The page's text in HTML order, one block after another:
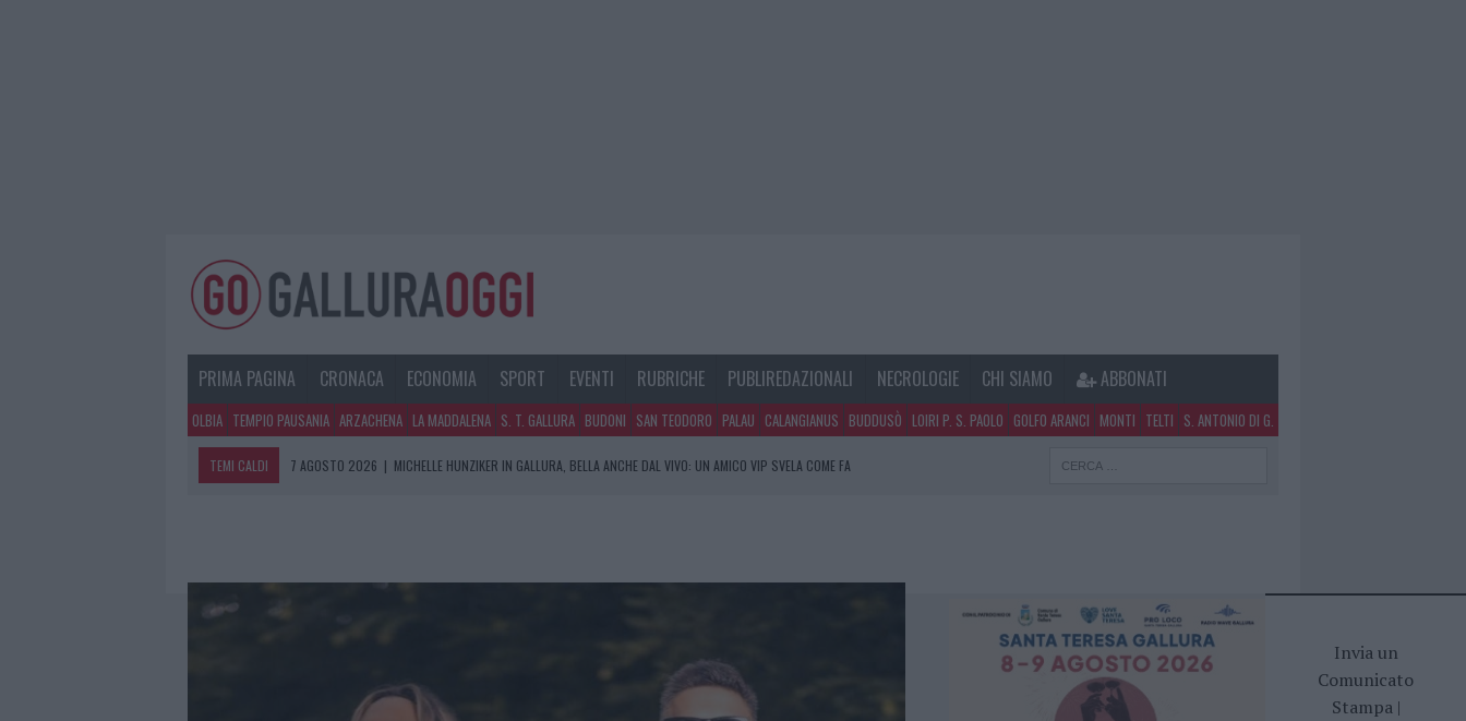
PRIMA PAGINA CRONACA ECONOMIA SPORT EVENTI RUBRICHE PUBLIREDAZIONALI NECROLOGIE CHI SIAMO ABBONATI
OLBIA TEMPIO PAUSANIA ARZACHENA LA MADDALENA S. T. GALLURA BUDONI SAN TEODORO PALAU CALANGIANUS BUDDUSÒ LOIRI P. S. PAOLO GOLFO ARANCI MONTI TELTI S. ANTONIO DI G.
TEMI CALDI 7 AGOSTO 2026 | MICHELLE HUNZIKER IN GALLURA, BELLA ANCHE DAL VIVO: UN AMICO VIP SVELA COME FA
7 AGOSTO 2026
Invia un
Comunicato
Stampa|